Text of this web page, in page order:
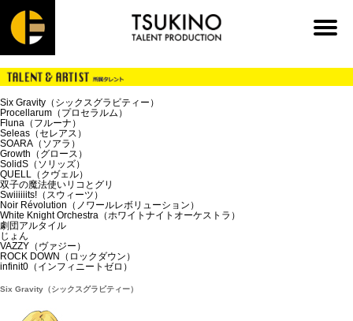
Six Gravity（シックスグラビティー）
Procellarum（プロセラルム）
Fluna（フルーナ）
Seleas（セレアス）
SOARA（ソアラ）
Growth（グロース）
SolidS（ソリッズ）
QUELL（クヴェル）
双子の魔法使いリコとグリ
Swiiiiiits!（スウィーツ）
Noir Révolution（ノワールレボリューション）
White Knight Orchestra（ホワイトナイトオーケストラ）
劇団アルタイル
じょん
VAZZY（ヴァジー）
ROCK DOWN（ロックダウン）
infinit0（インフィニートゼロ）
Six Gravity（シックスグラビティー）